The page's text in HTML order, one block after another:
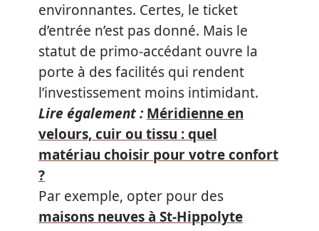
environnantes. Certes, le ticket
d’entrée n’est pas donné. Mais le
statut de primo-accédant ouvre la
porte à des facilités qui rendent
l’investissement moins intimidant.
Lire également : Méridienne en
velours, cuir ou tissu : quel
matériau choisir pour votre confort
?
Par exemple, opter pour des
maisons neuves à St-Hippolyte